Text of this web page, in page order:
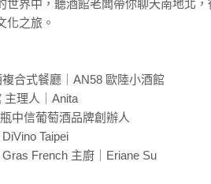
世界中，聽酒館老闆帶你聊天南地北
化之旅。
合式餐廳｜AN58 歐陸小酒館
主理人｜Anita
中信葡萄酒品牌創辦人
Taipei
French 主廚｜Eriane Su